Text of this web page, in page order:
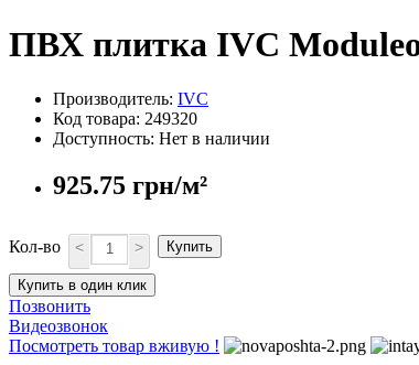
ПВХ плитка IVC Moduleo
Производитель: IVC
Код товара: 249320
Доступность: Нет в наличии
925.75 грн/м²
Кол-во < > Купить
Купить в один клик
Позвонить
Видеозвонок
Посмотреть товар вживую !